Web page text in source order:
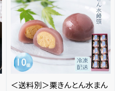
＜送料別＞栗きんとん水まん